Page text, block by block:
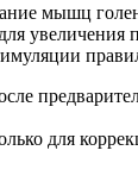
мышц
увеличения
для